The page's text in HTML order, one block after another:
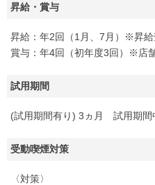
昇給・賞与
昇給：年2回（1月、7月）※昇給
賞与：年4回（初年度3回）※店
試用期間
(試用期間有り) 3ヵ月 試用期間
受動喫煙対策
〈対策〉